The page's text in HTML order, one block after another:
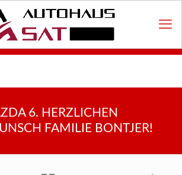
6. HERZLICHEN
FAMILIE BONTJER!